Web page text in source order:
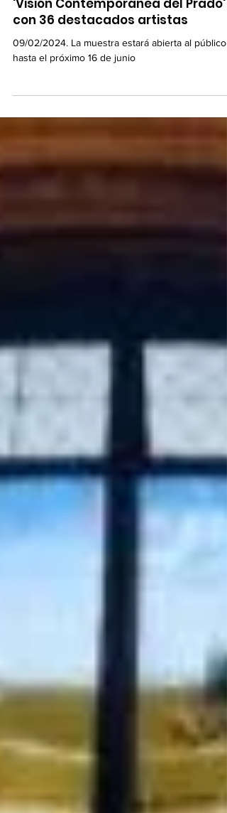
El Centro de Arte Alcobendas
presenta una exposición única:
'Visión Contemporánea del Prado'
con 36 destacados artistas
hasta el próximo 16 de junio